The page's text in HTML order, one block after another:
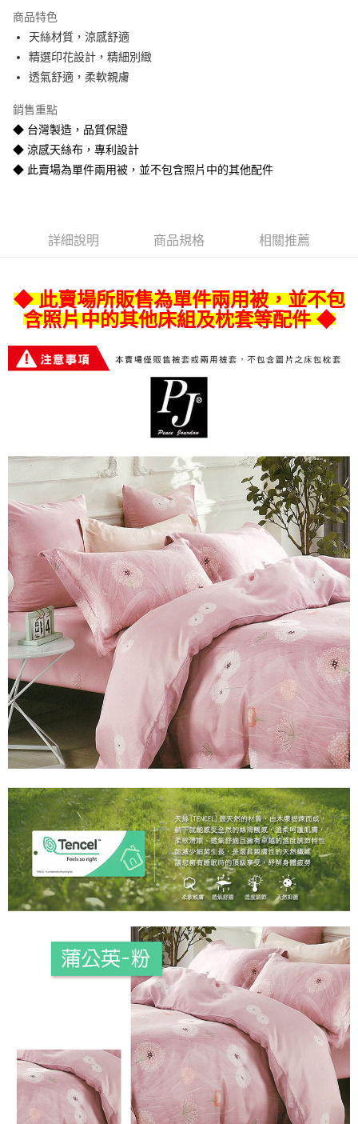
街口支付
悠遊付
全盈+PAY
AFTEE先享後付
相關說明
１．簡單：不需註冊會員、不需綁卡、不需儲值。
２．便利：只要手機號碼，簡訊認證，即可結帳。
【「AFTEE先享後付」結帳流程】
１．於結帳方式選擇「AFTEE先享後付」後，將跳轉至「AFTEE先享後付」
結帳頁面，進行簡訊認證並確認金額後，即可完成結帳。
３．收到繳費通知簡訊後14天內，點擊此簡訊中的連結，可透過四大超商／
ATM／網路銀行／等多元方式進行付款，方視為交易完成。
※ 請注意：結帳手續完成當下不需立刻繳費，但若您需要取消訂單，請聯絡
購買商品的店家。未經商家同意取消之訂單仍視為有效，需透過AFTEE先享
※ 交易是否成功請以「AFTEE先享後付 」之結帳頁面顯示為準，若有關於
是否繳費成功／繳費後需取消欲退款等相關疑問，請聯繫「AFTEE先享後付
【注意事項】
１．透過由恩沛科技股份有限公司提供之「AFTEE先享後付」服務完成之交
易，需依本服務之必要範圍內提供個人資料，並將交易相關給付款項請求債
權轉讓予恩沛科技股份有限公司。
２．關於個人資料處理事宜，請瀏覽以下網址：
https://aftee.tw/terms/#terms3
３．未成年的使用者請事先徵得法定代理人或監護人之同意方可使用
「AFTEE先享後付」，若未經同意申辦者引起之損失，本公司不負相關責
任。
４．使用「AFTEE先享後付」時，將依據個別帳號之用戶狀況，依本公司即
時審查核予不同之上限額度；若仍有額度不足之情形，本公司將視審查結果
請求用戶進行身份認證。
５．嚴禁一人註冊多個帳號或使用他人資訊註冊。若發現惡意使用之情形，
恩沛科技股份有限公司將有權停止該用戶之使用額度並採取法律行動。
運送方式
每筆NT$80
宅配-離島
商品特色
天絲材質，涼感舒適
精選印花設計，精細別緻
透氣舒適，柔軟親膚
銷售重點
◆ 台灣製造，品質保證
◆ 涼感天絲布，專利設計
◆ 此賣場為單件兩用被，並不包含照片中的其他配件
詳細說明 商品規格 相關推薦
◆ 此賣場所販售為單件兩用被，並不包
含照片中的其他床組及枕套等配件 ◆